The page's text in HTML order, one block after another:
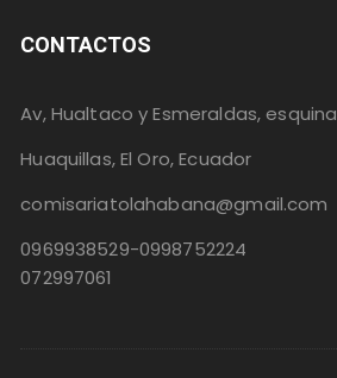
CONTACTOS
Av, Hualtaco y Esmeraldas, esquina
Huaquillas, El Oro, Ecuador
comisariatolahabana@gmail.com
0969938529-0998752224
072997061